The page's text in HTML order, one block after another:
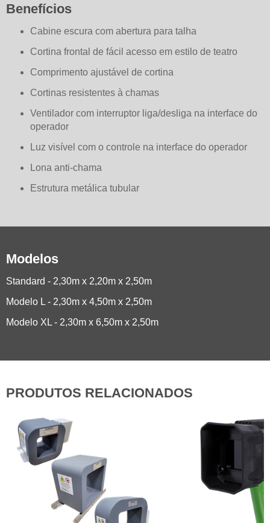
Benefícios
Cabine escura com abertura para talha
Cortina frontal de fácil acesso em estilo de teatro
Comprimento ajustável de cortina
Cortinas resistentes à chamas
Ventilador com interruptor liga/desliga na interface do
operador
Luz visível com o controle na interface do operador
Lona anti-chama
Estrutura metálica tubular
Modelos
Standard - 2,30m x 2,20m x 2,50m
Modelo L - 2,30m x 4,50m x 2,50m
Modelo XL - 2,30m x 6,50m x 2,50m
PRODUTOS RELACIONADOS